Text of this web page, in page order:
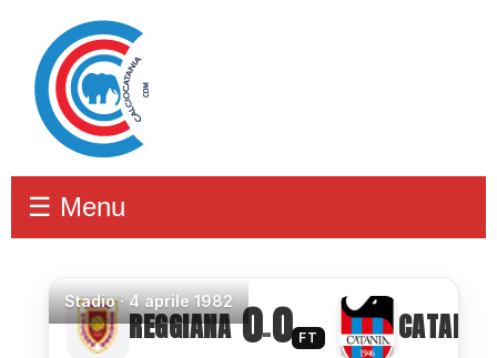
☰ Menu
Stadio·4 aprile 1982
REGGIANA 0–0 FT CATANIA